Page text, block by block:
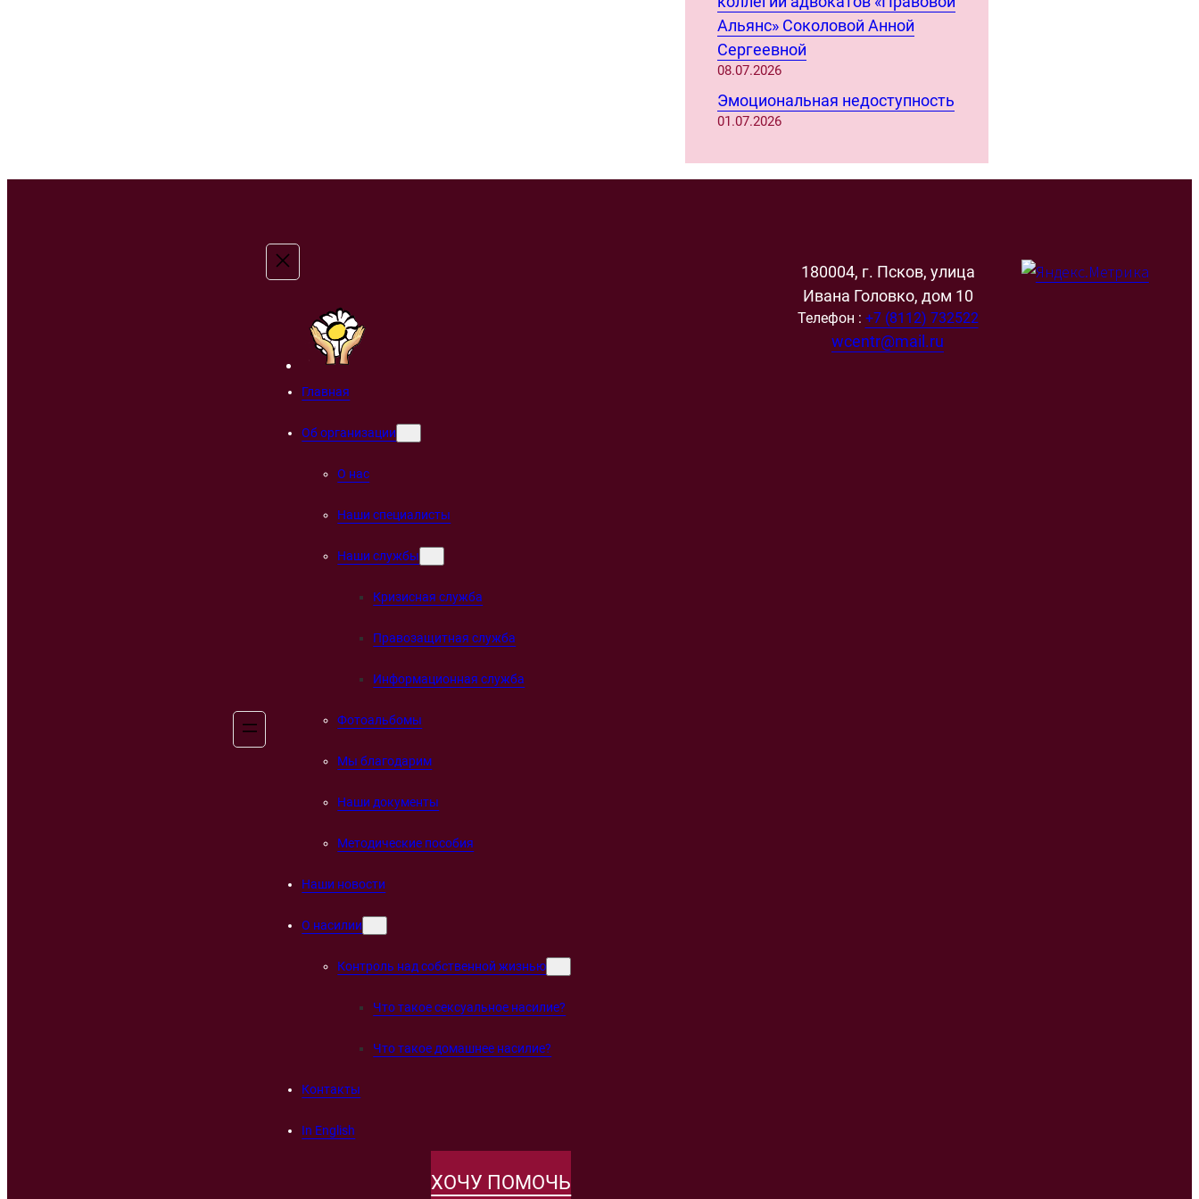
Альянс» Соколовой Анной
Сергеевной
08.07.2026
Эмоциональная недоступность
01.07.2026
Главная
Об организации
О нас
Наши специалисты
Наши службы
Кризисная служба
Правозащитная служба
Информационная служба
Фотоальбомы
Мы благодарим
Наши документы
Методические пособия
Наши новости
О насилии
Контроль над собственной жизнью
Что такое сексуальное насилие?
Что такое домашнее насилие?
Контакты
In English
ХОЧУ ПОМОЧЬ
180004, г. Псков, улица
Ивана Головко, дом 10
Телефон : +7 (8112) 732522
wcentr@mail.ru